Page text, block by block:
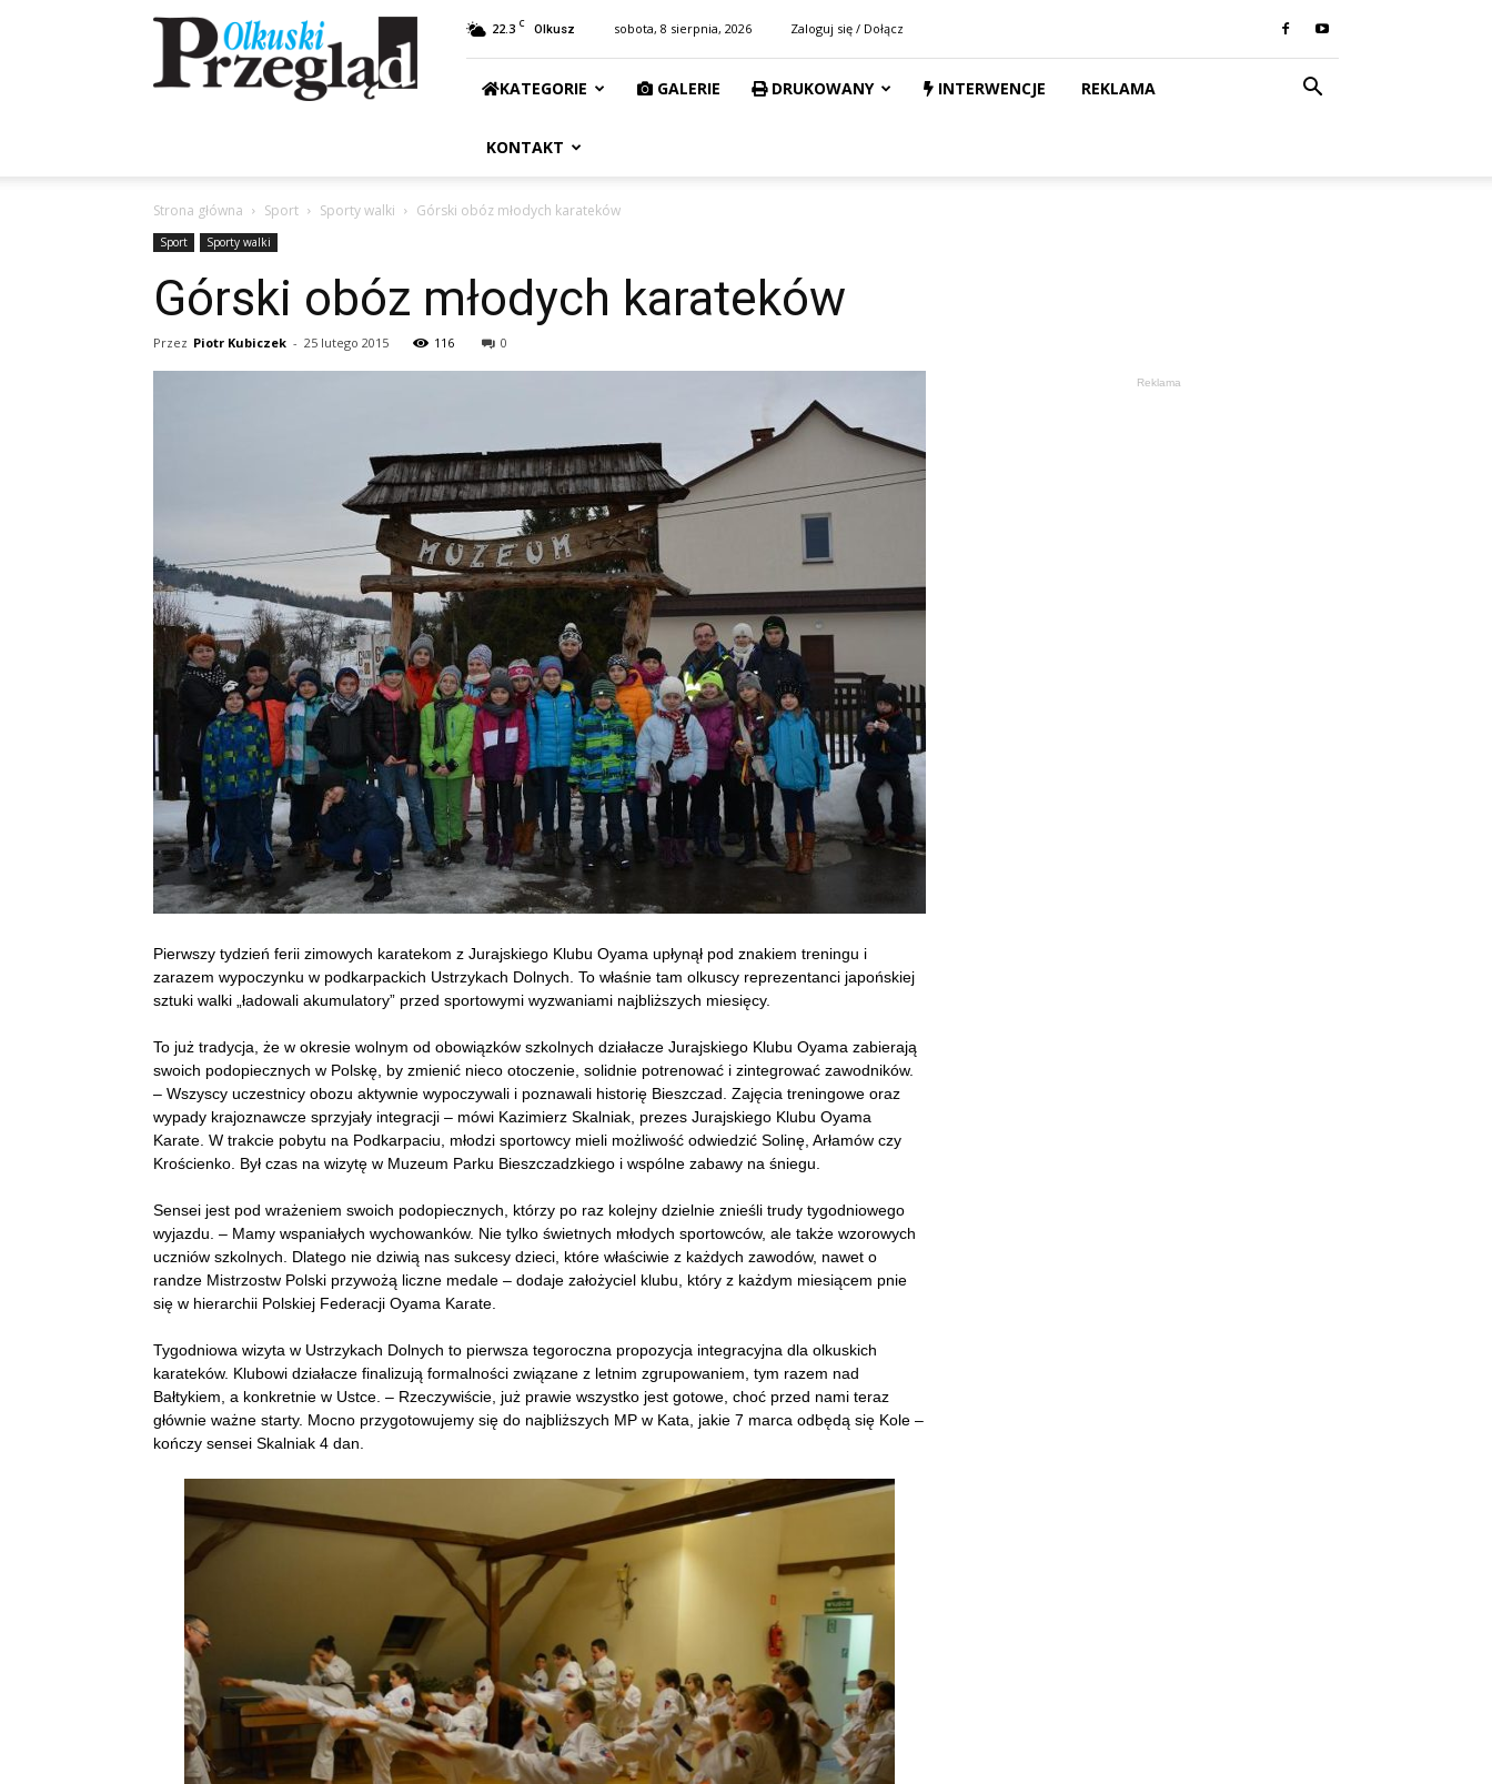
Przegląd
Olkuski
22.3 C Olkusz sobota, 8 sierpnia, 2026 Zaloguj się / Dołącz
KATEGORIE GALERIE DRUKOWANY INTERWENCJE REKLAMA
KONTAKT
Strona główna Sport Sporty walki Górski obóz młodych karateków
Sport Sporty walki
Górski obóz młodych karateków
Przez Piotr Kubiczek - 25 lutego 2015 116 0
Pierwszy tydzień ferii zimowych karatekom z Jurajskiego Klubu Oyama upłynął pod znakiem treningu i
zarazem wypoczynku w podkarpackich Ustrzykach Dolnych. To właśnie tam olkuscy reprezentanci japońskiej
sztuki walki „ładowali akumulatory” przed sportowymi wyzwaniami najbliższych miesięcy.
To już tradycja, że w okresie wolnym od obowiązków szkolnych działacze Jurajskiego Klubu Oyama zabierają
swoich podopiecznych w Polskę, by zmienić nieco otoczenie, solidnie potrenować i zintegrować zawodników.
– Wszyscy uczestnicy obozu aktywnie wypoczywali i poznawali historię Bieszczad. Zajęcia treningowe oraz
wypady krajoznawcze sprzyjały integracji – mówi Kazimierz Skalniak, prezes Jurajskiego Klubu Oyama
Karate. W trakcie pobytu na Podkarpaciu, młodzi sportowcy mieli możliwość odwiedzić Solinę, Arłamów czy
Krościenko. Był czas na wizytę w Muzeum Parku Bieszczadzkiego i wspólne zabawy na śniegu.
Sensei jest pod wrażeniem swoich podopiecznych, którzy po raz kolejny dzielnie znieśli trudy tygodniowego
wyjazdu. – Mamy wspaniałych wychowanków. Nie tylko świetnych młodych sportowców, ale także wzorowych
uczniów szkolnych. Dlatego nie dziwią nas sukcesy dzieci, które właściwie z każdych zawodów, nawet o
randze Mistrzostw Polski przywożą liczne medale – dodaje założyciel klubu, który z każdym miesiącem pnie
się w hierarchii Polskiej Federacji Oyama Karate.
Tygodniowa wizyta w Ustrzykach Dolnych to pierwsza tegoroczna propozycja integracyjna dla olkuskich
karateków. Klubowi działacze finalizują formalności związane z letnim zgrupowaniem, tym razem nad
Bałtykiem, a konkretnie w Ustce. – Rzeczywiście, już prawie wszystko jest gotowe, choć przed nami teraz
głównie ważne starty. Mocno przygotowujemy się do najbliższych MP w Kata, jakie 7 marca odbędą się Kole –
kończy sensei Skalniak 4 dan.
Reklama